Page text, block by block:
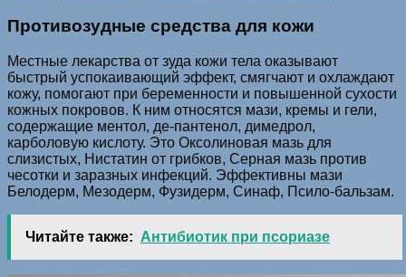
Противозудные средства для кожи
Местные лекарства от зуда кожи тела оказывают
быстрый успокаивающий эффект, смягчают и охлаждают
кожу, помогают при беременности и повышенной сухости
кожных покровов. К ним относятся мази, кремы и гели,
содержащие ментол, де-пантенол, димедрол,
карболовую кислоту. Это Оксолиновая мазь для
слизистых, Нистатин от грибков, Серная мазь против
чесотки и заразных инфекций. Эффективны мази
Белодерм, Мезодерм, Фузидерм, Синаф, Псило-бальзам.
Читайте также: Антибиотик при псориазе